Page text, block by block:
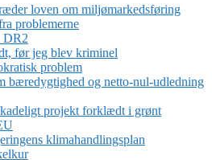
loven om miljømarkedsføring
problemerne
DR2
før jeg blev kriminel
problem
bæredygtighed og netto-nul-udledning
projekt forklædt i grønt
klimahandlingsplan